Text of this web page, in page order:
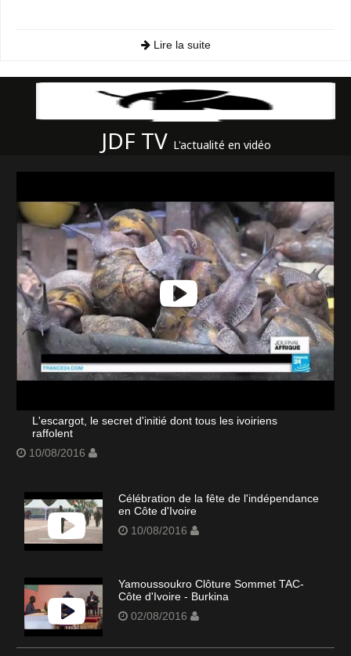
Lire la suite
JDF TV L'actualité en vidéo
L'escargot, le secret d'initié dont tous les ivoiriens
raffolent
10/08/2016
Célébration de la fête de l'indépendance
en Côte d'Ivoire
10/08/2016
Yamoussoukro Clôture Sommet TAC-
Côte d'Ivoire - Burkina
02/08/2016